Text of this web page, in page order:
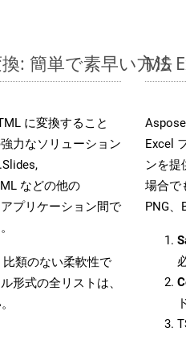
: 簡単で素早い方法
に変換すること
力なソリューション
などの他の
プリケーション間で
類のない柔軟性で
形式の全リストは、
MS
Excel
ンを提
場合で
PNG、